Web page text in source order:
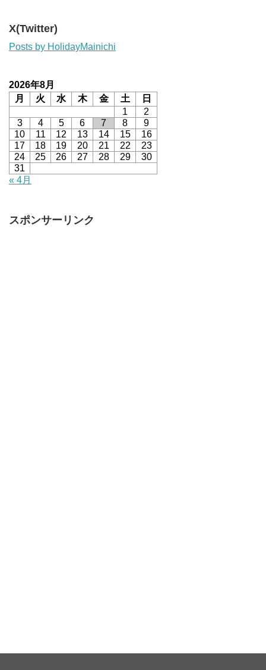
X(Twitter)
Posts by HolidayMainichi
2026年8月
月
火 水 木 金 土
日
1
2
3
4 5 6 7 8
9
10
11 12 13 14 15
16
17
18 19 20 21 22
23
24
25 26 27 28 29
30
31
« 4月
スポンサーリンク